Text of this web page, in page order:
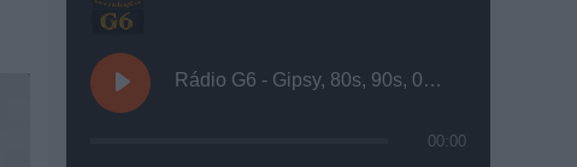
Rádio G6 - Gipsy, 80s, 90s, 00s
00:00